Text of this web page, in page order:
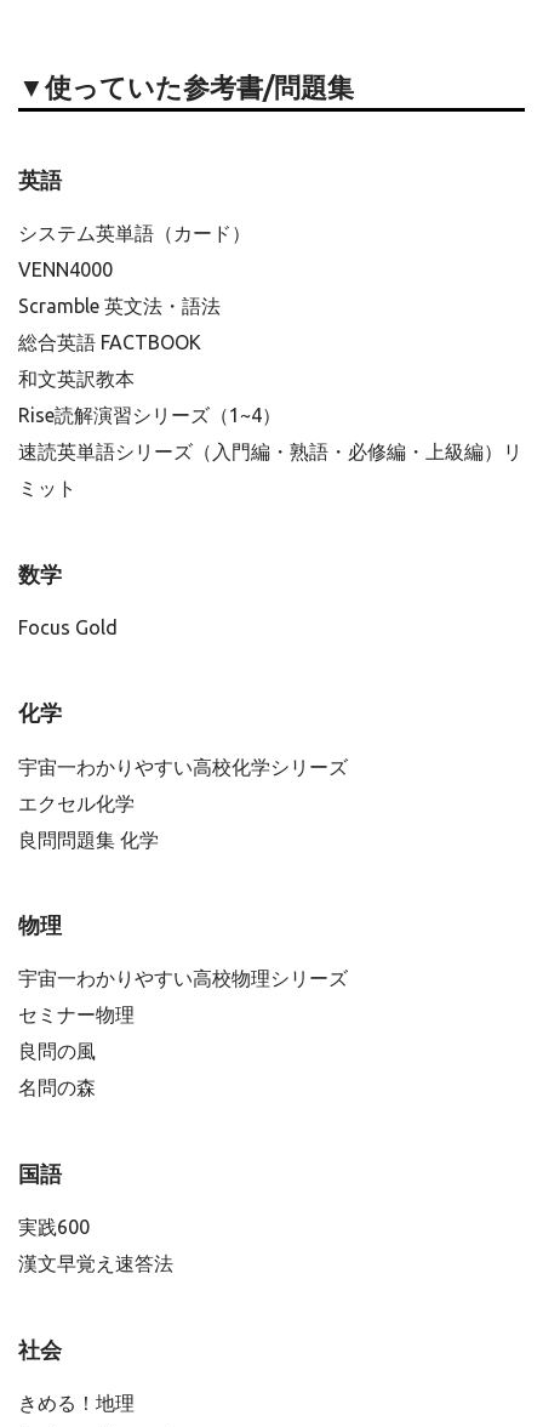
▼使っていた参考書/問題集
英語
システム英単語（カード）
VENN4000
Scramble 英文法・語法
総合英語 FACTBOOK
和文英訳教本
Rise読解演習シリーズ（1~4）
速読英単語シリーズ（入門編・熟語・必修編・上級編）リ
ミット
数学
Focus Gold
化学
宇宙一わかりやすい高校化学シリーズ
エクセル化学
良問問題集 化学
物理
宇宙一わかりやすい高校物理シリーズ
セミナー物理
良問の風
名問の森
国語
実践600
漢文早覚え速答法
社会
きめる！地理